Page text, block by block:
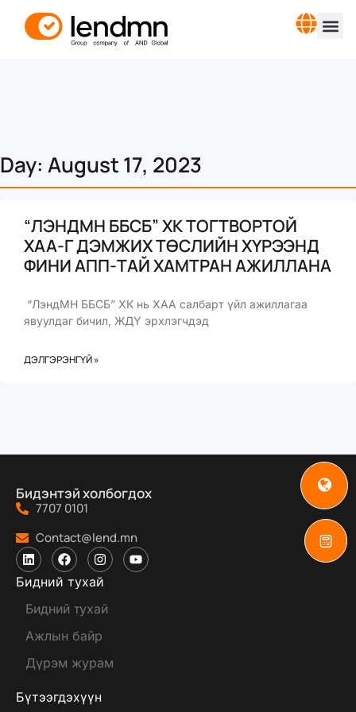
Day: August 17, 2023
“ЛЭНДМН ББСБ” ХК ТОГТВОРТОЙ
ХАА-Г ДЭМЖИХ ТӨСЛИЙН ХҮРЭЭНД
ФИНИ АПП-ТАЙ ХАМТРАН АЖИЛЛАНА
“ЛэндМН ББСБ” ХК нь ХАА салбарт үйл ажиллагаа
явуулдаг бичил, ЖДҮ эрхлэгчдэд
ДЭЛГЭРЭНГҮЙ »
Бидэнтэй холбогдох
7707 0101
Contact@lend.mn
Бидний тухай
Бүтээгдэхүүн
Бидний тухай
Ажлын байр
Дүрэм журам